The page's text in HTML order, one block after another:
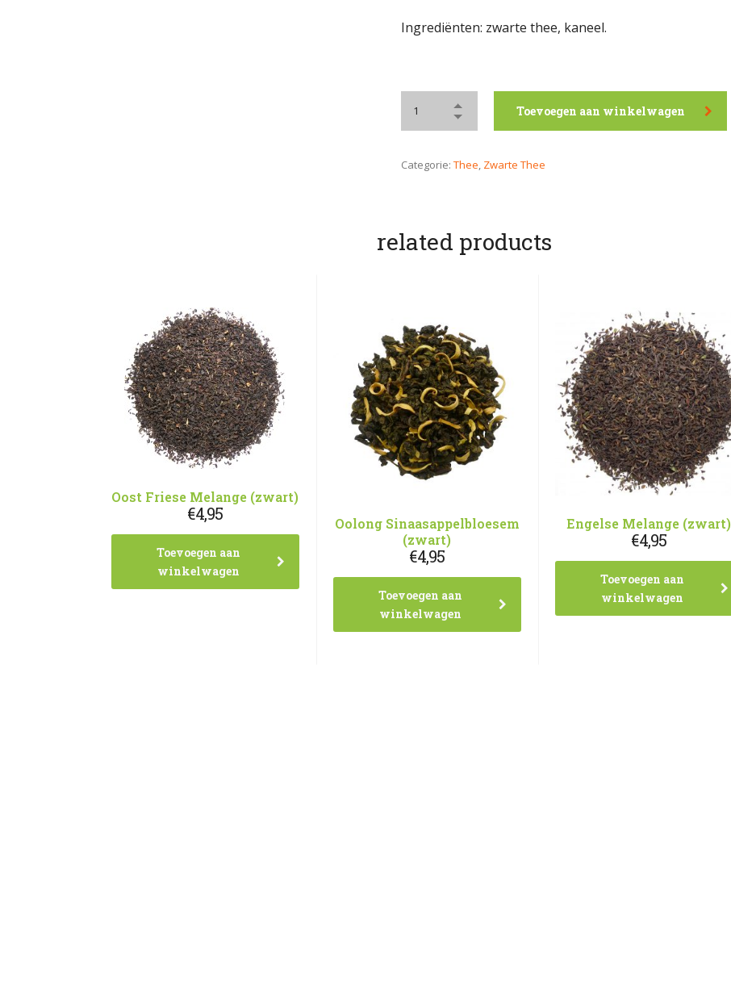
Ingrediënten: zwarte thee, kaneel.
Toevoegen aan winkelwagen
Categorie: Thee, Zwarte Thee
related products
Oost Friese Melange (zwart)
€4,95
Toevoegen aan
winkelwagen
Oolong Sinaasappelbloesem
(zwart)
€4,95
Toevoegen aan
winkelwagen
Engelse Melange (zwart)
€4,95
Toevoegen aan
winkelwagen